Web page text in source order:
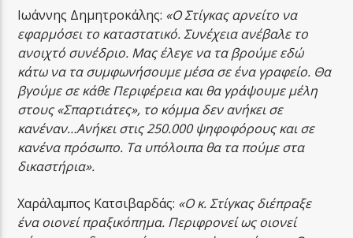
Ιωάννης Δημητροκάλης: «Ο Στίγκας αρνείτο να
εφαρμόσει το καταστατικό. Συνέχεια ανέβαλε το
ανοιχτό συνέδριο. Μας έλεγε να τα βρούμε εδώ
κάτω να τα συμφωνήσουμε μέσα σε ένα γραφείο. Θα
βγούμε σε κάθε Περιφέρεια και θα γράψουμε μέλη
στους «Σπαρτιάτες», το κόμμα δεν ανήκει σε
κανέναν…Ανήκει στις 250.000 ψηφοφόρους και σε
κανένα πρόσωπο. Τα υπόλοιπα θα τα πούμε στα
δικαστήρια».
Χαράλαμπος Κατσιβαρδάς: «Ο κ. Στίγκας διέπραξε
ένα οιονεί πραξικόπημα. Περιφρονεί ως οιονεί